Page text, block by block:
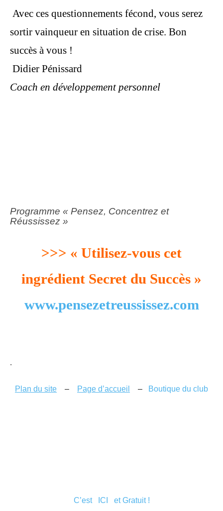
Avec ces questionnements fécond, vous serez
sortir vainqueur en situation de crise. Bon
succès à vous !
Didier Pénissard
Coach en développement personnel
Programme « Pensez, Concentrez et
Réussissez »
>>> « Utilisez-vous cet
ingrédient Secret du Succès »
www.pensezetreussissez.com
.
Plan du site – Page d’accueil – Boutique du club
C’est ICI et Gratuit !